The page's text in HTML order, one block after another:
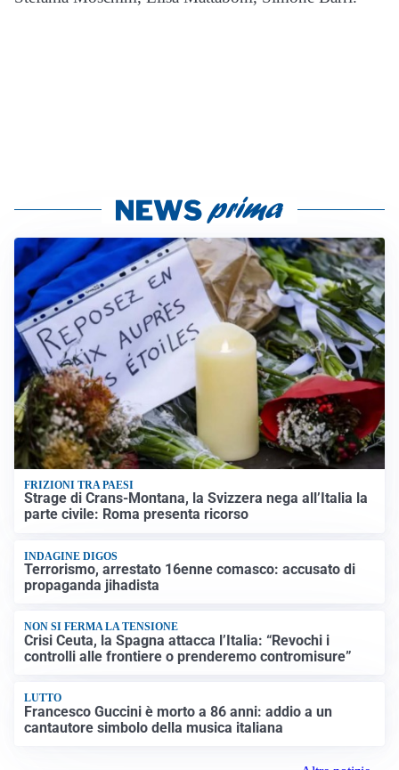
FRIZIONI TRA PAESI
Strage di Crans-Montana, la Svizzera nega all’Italia la
parte civile: Roma presenta ricorso
INDAGINE DIGOS
Terrorismo, arrestato 16enne comasco: accusato di
propaganda jihadista
NON SI FERMA LA TENSIONE
Crisi Ceuta, la Spagna attacca l’Italia: “Revochi i
controlli alle frontiere o prenderemo contromisure”
LUTTO
Francesco Guccini è morto a 86 anni: addio a un
cantautore simbolo della musica italiana